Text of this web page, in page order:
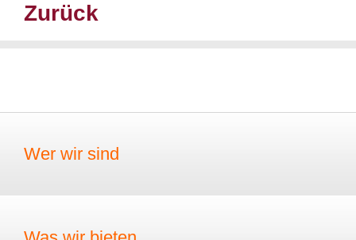
Zurück
Wer wir sind